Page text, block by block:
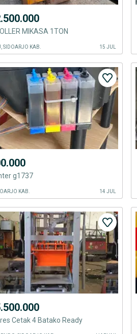
MIKASA 1TON
SIDOARJO KAB. 15 JUL
g1737
KAB. 14 JUL
Cetak 4 Batako Ready